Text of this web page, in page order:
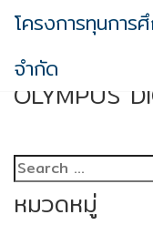
Skip
content
โครงการทุนกา
จำกัด
OLYMPUS
OLYMPUS
Search
for:
หมวดหมู่